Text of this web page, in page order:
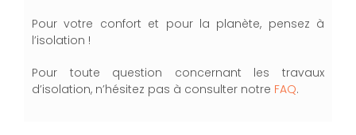
Pour votre confort et pour la planète, pensez à
l’isolation !
Pour toute question concernant les travaux
d’isolation, n’hésitez pas à consulter notre FAQ.